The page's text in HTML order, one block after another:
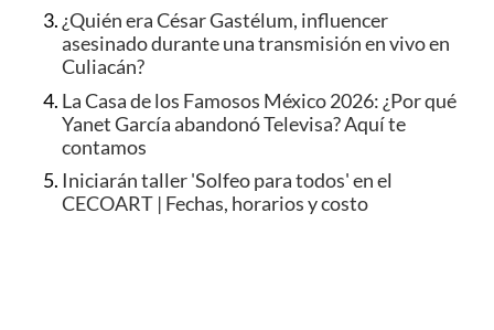
¿Quién era César Gastélum, influencer
asesinado durante una transmisión en vivo en
Culiacán?
La Casa de los Famosos México 2026: ¿Por qué
Yanet García abandonó Televisa? Aquí te
contamos
Iniciarán taller 'Solfeo para todos' en el
CECOART | Fechas, horarios y costo